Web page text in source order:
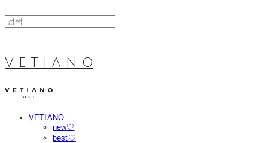
V E T I A N O
VETIANO
new♡
best♡